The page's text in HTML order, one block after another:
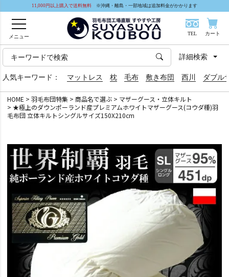
11,000円以上購入で送料無料 ※沖縄・離島・一部地域は追加料金がかかります
メニュー
TEL カート
人気キーワード： マットレス 枕 毛布 敷き布団 西川 ダブル
詳細検索
HOME 羽毛布団特集 商品名で選ぶ
マザーグース・立体キルト
★極上のダウンポーランド産プレミアムホワイトマザーグース(コウダ種)羽
毛布団 立体キルトシングルサイズ150X210cm